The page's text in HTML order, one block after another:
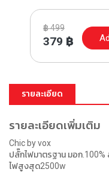
฿499
379 ฿
รายละเอียด
รายละเอียดเพิ่มเติม
Chic by vox
ปลั๊กไฟมาตรฐาน มอก.100%
ไฟสูงสุด2500w